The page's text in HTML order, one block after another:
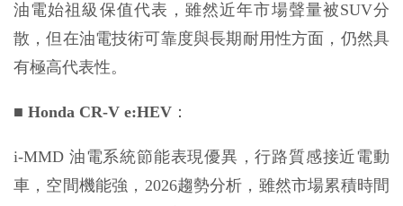
油電始祖級保值代表，雖然近年市場聲量被SUV分
散，但在油電技術可靠度與長期耐用性方面，仍然具
有極高代表性。
■ Honda CR-V e:HEV ：
i-MMD 油電系統節能表現優異，行路質感接近電動
車，空間機能強，2026趨勢分析，雖然市場累積時間